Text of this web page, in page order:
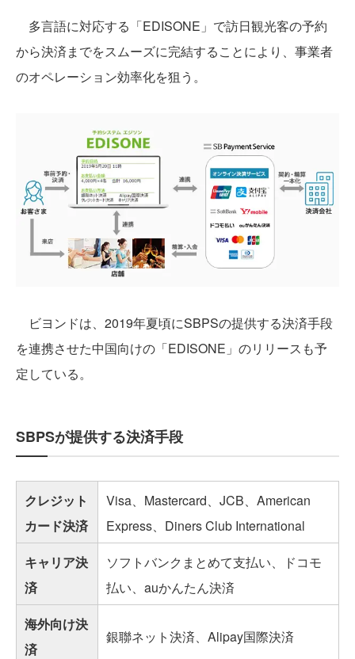
多言語に対応する「EDISONE」で訪日観光客の予約
から決済までをスムーズに完結することにより、事業者
のオペレーション効率化を狙う。
ビヨンドは、2019年夏頃にSBPSの提供する決済⼿段
を連携させた中国向けの「EDISONE」のリリースも予
定している。
SBPSが提供する決済⼿段
クレジット
カード決済
Visa、Mastercard、JCB、American
Express、Diners Club International
キャリア決
済
ソフトバンクまとめて⽀払い、ドコモ
払い、auかんたん決済
海外向け決
済
銀聯ネット決済、Alipay国際決済